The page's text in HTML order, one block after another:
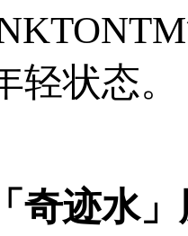
轻状态。
「奇迹水